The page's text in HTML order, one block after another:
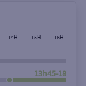
14H 15H 16H
13h45-18h00